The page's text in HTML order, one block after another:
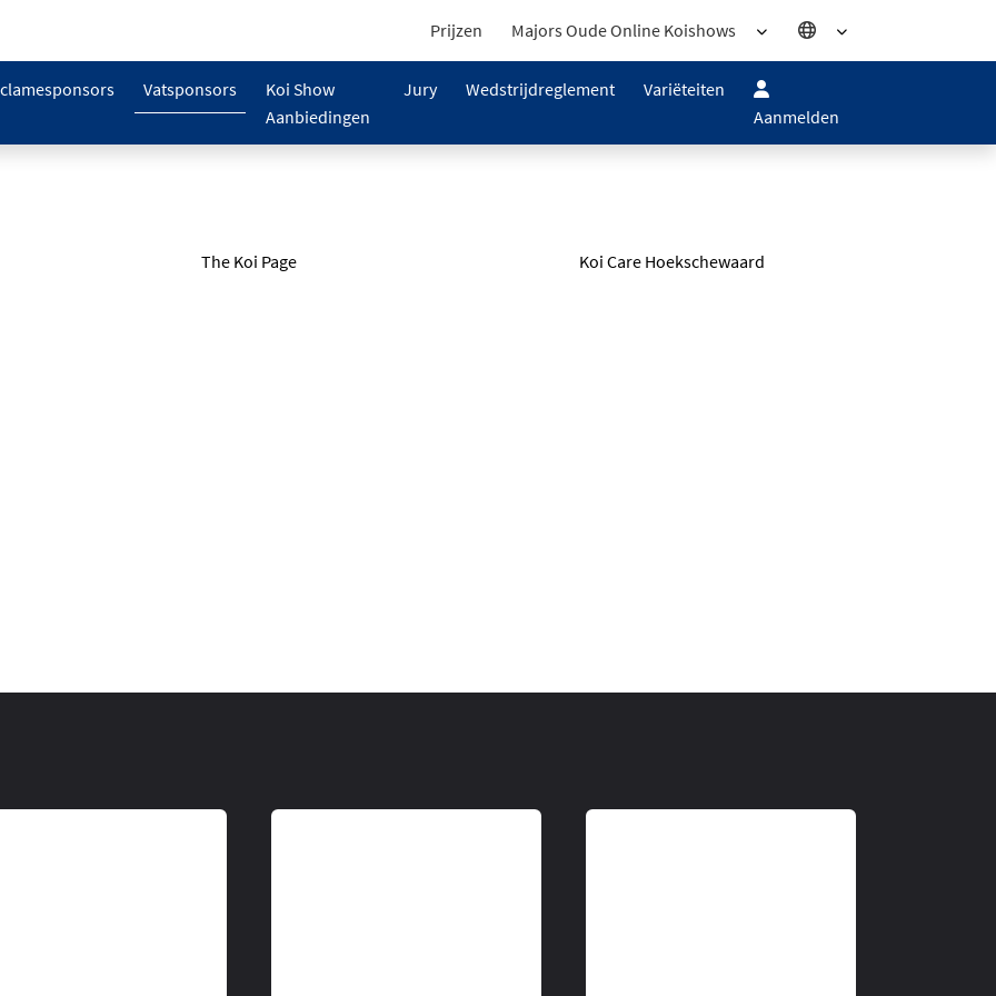
Prijzen Majors Oude Online Koishows
Vatsponsors
Koi Show
Aanbiedingen
Jury Wedstrijdreglement
Variëteiten
Aanmelden
The Koi Page Koi Care Hoekschewaard